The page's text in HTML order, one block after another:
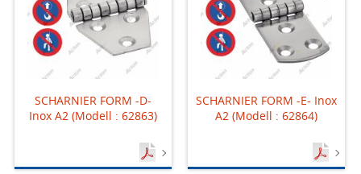
SCHARNIER FORM -D-
Inox A2 (Modell : 62863)
SCHARNIER FORM -E- Inox
A2 (Modell : 62864)